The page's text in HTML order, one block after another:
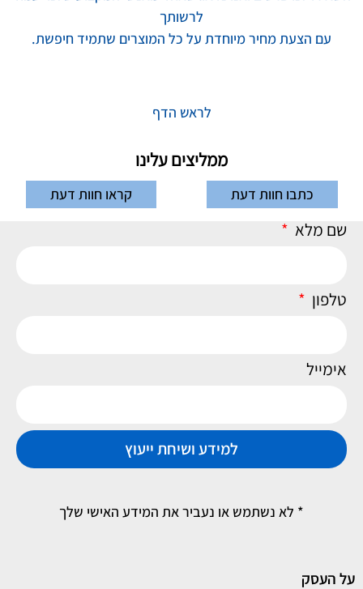
לרשותך
עם הצעת מחיר מיוחדת על כל המוצרים שתמיד חיפשת.
לראש הדף
ממליצים עלינו
כתבו חוות דעת קראו חוות דעת
שם מלא
טלפון
אימייל
למידע ושיחת ייעוץ
* לא נשתמש או נעביר את המידע האישי שלך
על העסק